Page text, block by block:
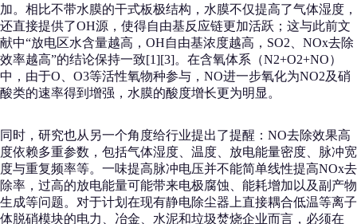
加。相比不带水膜的干式板极结构，水膜不仅提高了气体湿度，
还直接提供了OH源，使得自由基反应链更加活跃；这与此前文
献中“放电区水含量越高，OH自由基浓度越高，SO2、NOx去除
效率越高”的结论保持一致[1][3]。在含氧体系（N2+O2+NO）
中，由于O、O3等活性氧物种参与，NO进一步氧化为NO2及硝
酸类的速率得到增强，水膜的酸度增长更为明显。
同时，研究也从另一个角度给行业提出了提醒：NO去除效果高
度依赖多重参数，包括气体湿度、温度、放电能量密度、脉冲宽
度与重复频率等。一味提高脉冲电压并不能简单线性提高NOx去
除率，过高的放电能量可能带来电极腐蚀、能耗增加以及副产物
生成等问题。对于计划在现有静电除尘器上直接耦合低温等离子
体脱硝模块的电力、冶金、水泥和垃圾焚烧企业而言，必须在